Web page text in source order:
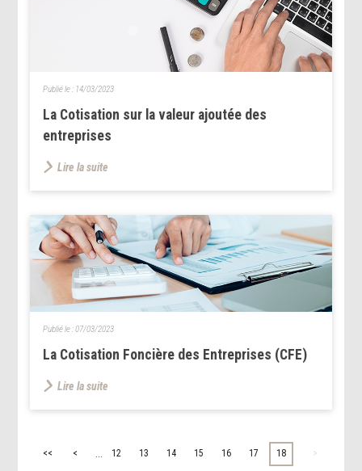
La Cotisation sur la valeur ajoutée des
entreprises
Publié le : 14/03/2023
Lire la suite
La Cotisation Foncière des Entreprises (CFE)
Publié le :07/03/2023
Lire la suite
<< < 12 13 14 15 16 17 18 >